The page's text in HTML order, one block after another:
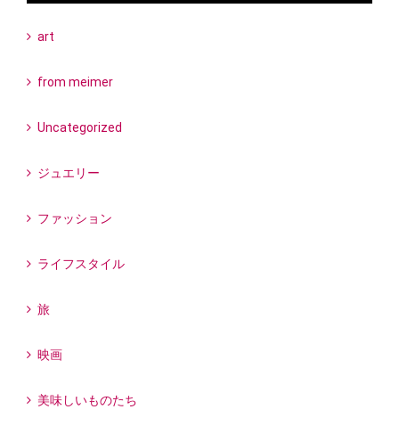
art
from meimer
Uncategorized
ジュエリー
ファッション
ライフスタイル
旅
映画
美味しいものたち